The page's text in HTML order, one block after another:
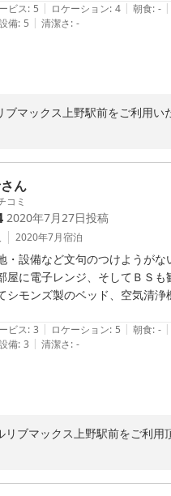
思います。
ただきます。
ビス: 5 | ロケーション: 4 | 朝食: - |
備: 5 | 清潔さ: -
ブマックス上野駅前をご利用い
す。
中はお部屋の清掃につきまして
しまして、大変申し訳なく思い
に少しでも快適にお過ごしいた
参ります。
ミをご投稿いただきまして、
ルリブマックス上野駅前】をご
をスタッフ一同心よりお待ち申
ス上野駅前　宿泊課
ん
コミ
2020年7月27日投稿
2020年7月宿泊
・設備など文句のつけようが
屋に電子レンジ、そしてＢＳも
シモンズ製のベッド、空気清浄
ビス: 3 | ロケーション: 5 | 朝食: - |
備: 3 | 清潔さ: -
リブマックス上野駅前をご利用